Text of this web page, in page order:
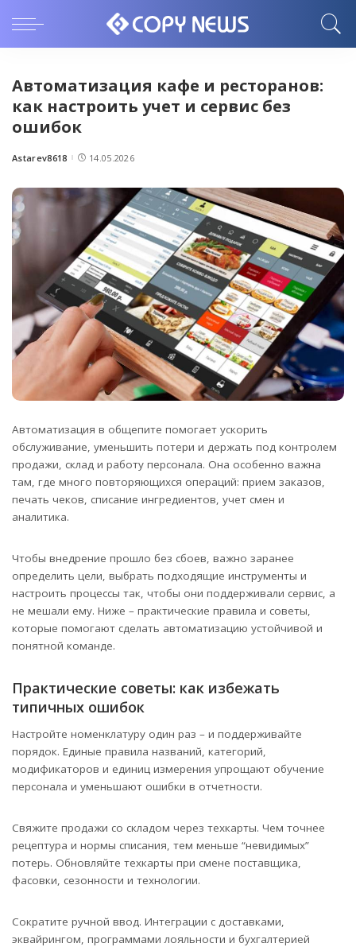
Автоматизация кафе и ресторанов:
как настроить учет и сервис без
ошибок
Posted
Astarev8618 14.05.2026
Автоматизация в общепите помогает ускорить
обслуживание, уменьшить потери и держать под контролем
продажи, склад и работу персонала. Она особенно важна
там, где много повторяющихся операций: прием заказов,
печать чеков, списание ингредиентов, учет смен и
аналитика.
Чтобы внедрение прошло без сбоев, важно заранее
определить цели, выбрать подходящие инструменты и
настроить процессы так, чтобы они поддерживали сервис, а
не мешали ему. Ниже – практические правила и советы,
которые помогают сделать автоматизацию устойчивой и
понятной команде.
Практические советы: как избежать
типичных ошибок
Настройте номенклатуру один раз – и поддерживайте
порядок. Единые правила названий, категорий,
модификаторов и единиц измерения упрощают обучение
персонала и уменьшают ошибки в отчетности.
Свяжите продажи со складом через техкарты. Чем точнее
рецептура и нормы списания, тем меньше “невидимых”
потерь. Обновляйте техкарты при смене поставщика,
фасовки, сезонности и технологии.
Сократите ручной ввод. Интеграции с доставками,
эквайрингом, программами лояльности и бухгалтерией